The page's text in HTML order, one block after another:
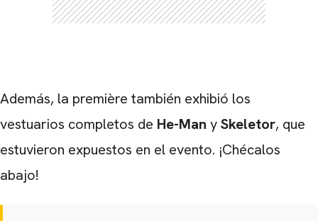
Además, la première también exhibió los
vestuarios completos de He-Man ySkeletor, que
estuvieron expuestos en el evento. ¡Chécalos
abajo!